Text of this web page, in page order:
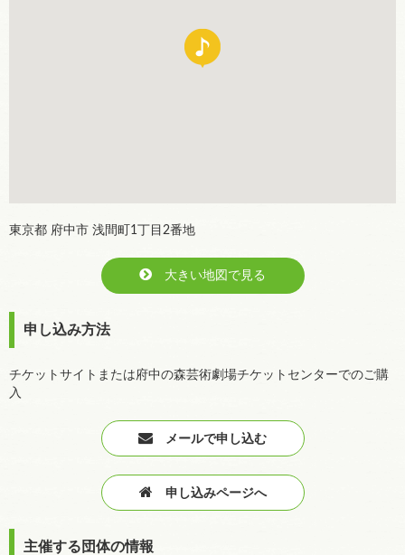
東京都 府中市 浅間町1丁目2番地
大きい地図で見る
申し込み方法
チケットサイトまたは府中の森芸術劇場チケットセンターでのご購
入
メールで申し込む
申し込みページへ
主催する団体の情報